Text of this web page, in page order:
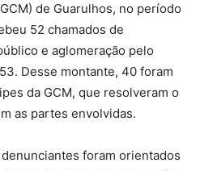
de Guarulhos, no período
52 chamados de
e aglomeração pelo
Desse montante, 40 foram
da GCM, que resolveram o
as partes envolvidas.
foram orientados